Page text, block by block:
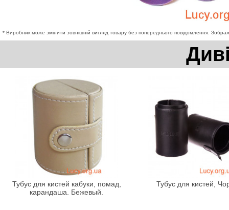
* Виробник може змінити зовнішній вигляд товару без попереднього повідомлення.
Тубус для кистей кабуки, помад,
карандаша. Бежевый.
Тубус для кистей,